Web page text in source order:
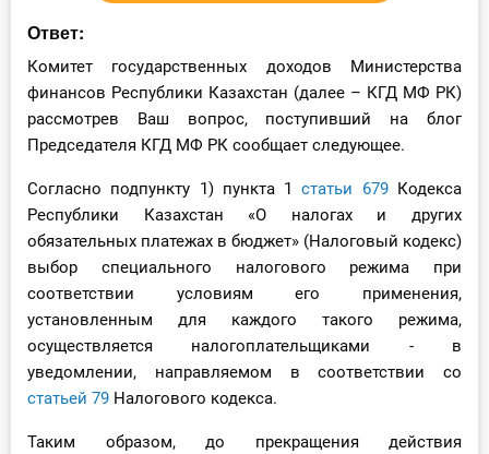
Интернет-магазин
О Системе
Обучение
Тарифы
Ответ:
Комитет государственных доходов Министерства
финансов Республики Казахстан (далее – КГД МФ РК)
рассмотрев Ваш вопрос, поступивший на блог
Председателя КГД МФ РК сообщает следующее.
Согласно подпункту 1) пункта 1статьи 679Кодекса
Республики Казахстан «О налогах и других
обязательных платежах в бюджет» (Налоговый кодекс)
выбор специального налогового режима при
соответствии условиям его применения,
установленным для каждого такого режима,
осуществляется налогоплательщиками - в
уведомлении, направляемом в соответствии со
статьей 79 Налогового кодекса.
Таким образом, до прекращения действия